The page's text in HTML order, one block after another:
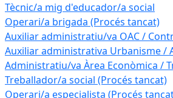
Tècnic/a mig d'educador/a social
Operari/a brigada (Procés tancat)
Auxiliar administratiu/va OAC /
Auxiliar administrativa Urbanisme /
Administratiu/va Àrea Econòmica /
Treballador/a social (Procés tancat)
Operari/a especialista (Procés